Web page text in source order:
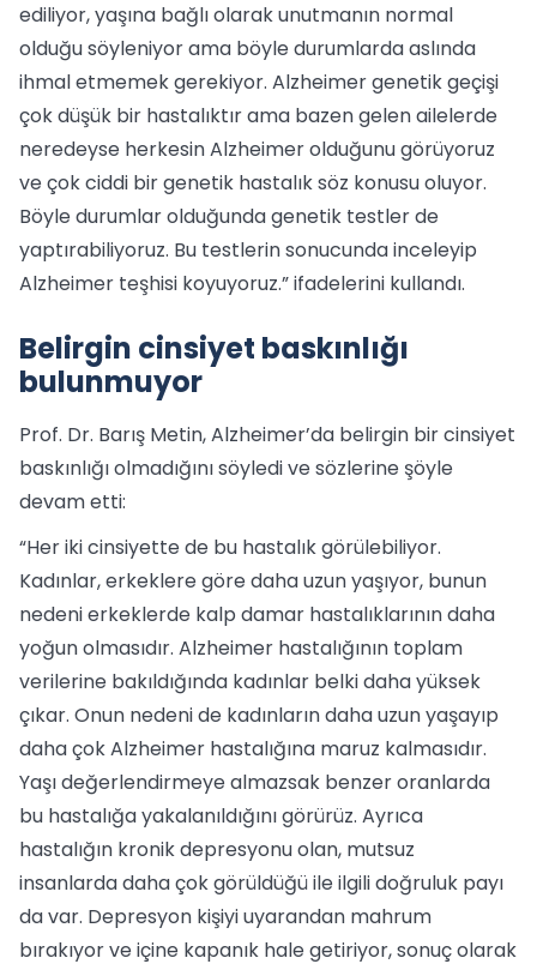
ediliyor, yaşına bağlı olarak unutmanın normal
olduğu söyleniyor ama böyle durumlarda aslında
ihmal etmemek gerekiyor. Alzheimer genetik geçişi
çok düşük bir hastalıktır ama bazen gelen ailelerde
neredeyse herkesin Alzheimer olduğunu görüyoruz
ve çok ciddi bir genetik hastalık söz konusu oluyor.
Böyle durumlar olduğunda genetik testler de
yaptırabiliyoruz. Bu testlerin sonucunda inceleyip
Alzheimer teşhisi koyuyoruz.” ifadelerini kullandı.
Belirgin cinsiyet baskınlığı
bulunmuyor
Prof. Dr. Barış Metin, Alzheimer’da belirgin bir cinsiyet
baskınlığı olmadığını söyledi ve sözlerine şöyle
devam etti:
“Her iki cinsiyette de bu hastalık görülebiliyor.
Kadınlar, erkeklere göre daha uzun yaşıyor, bunun
nedeni erkeklerde kalp damar hastalıklarının daha
yoğun olmasıdır. Alzheimer hastalığının toplam
verilerine bakıldığında kadınlar belki daha yüksek
çıkar. Onun nedeni de kadınların daha uzun yaşayıp
daha çok Alzheimer hastalığına maruz kalmasıdır.
Yaşı değerlendirmeye almazsak benzer oranlarda
bu hastalığa yakalanıldığını görürüz. Ayrıca
hastalığın kronik depresyonu olan, mutsuz
insanlarda daha çok görüldüğü ile ilgili doğruluk payı
da var. Depresyon kişiyi uyarandan mahrum
bırakıyor ve içine kapanık hale getiriyor, sonuç olarak